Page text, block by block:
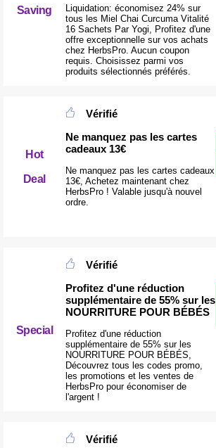
Saving
Liquidation: économisez 24% sur
tous les Miel Chai Curcuma Vitalité
16 Sachets Par Yogi, Profitez d'une
offre exceptionnelle sur vos achats
chez HerbsPro. Aucun coupon
requis. Choisissez parmi vos
produits sélectionnés préférés.
Hot
Deal
Vérifié
Ne manquez pas les cartes
cadeaux 13€
Ne manquez pas les cartes cadeaux
13€, Achetez maintenant chez
HerbsPro ! Valable jusqu'à nouvel
ordre.
Special
Vérifié
Profitez d'une réduction
supplémentaire de 55% sur les
NOURRITURE POUR BÉBÉS
Profitez d'une réduction
supplémentaire de 55% sur les
NOURRITURE POUR BÉBÉS,
Découvrez tous les codes promo,
les promotions et les ventes de
HerbsPro pour économiser de
l'argent !
Vérifié